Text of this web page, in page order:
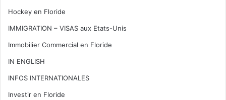
Hockey en Floride
IMMIGRATION – VISAS aux Etats-Unis
Immobilier Commercial en Floride
IN ENGLISH
INFOS INTERNATIONALES
Investir en Floride